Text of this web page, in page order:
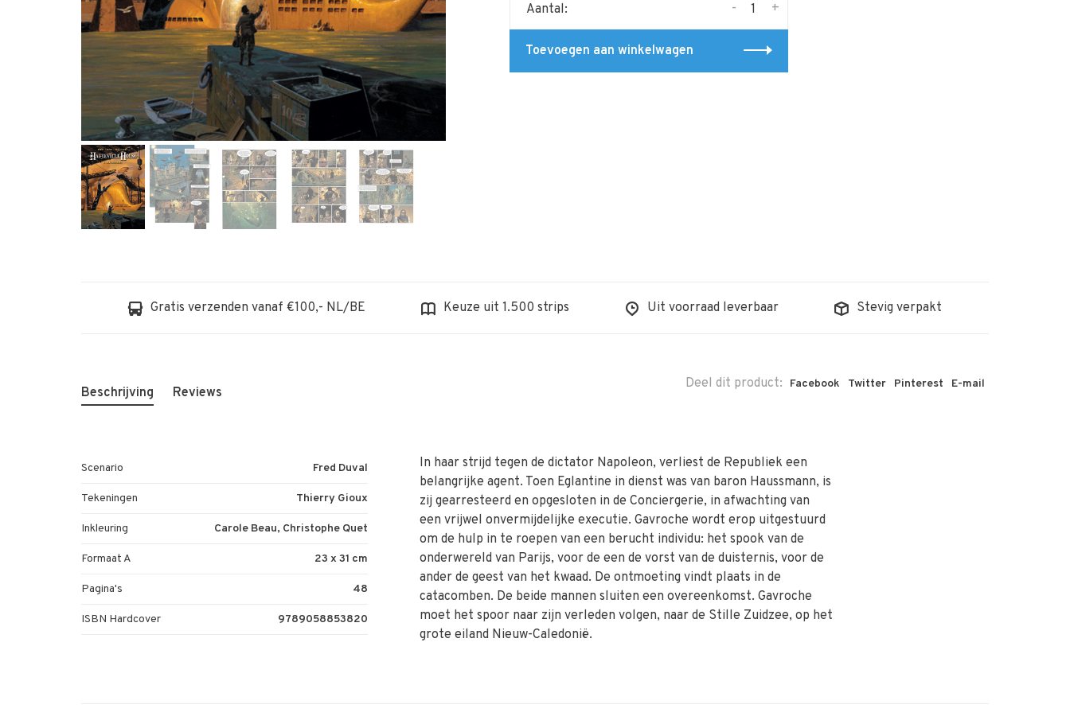
Aantal: +
-
Toevoegen aan winkelwagen
Gratis verzenden vanaf €100,- NL/BE Keuze uit 1.500 strips Uit voorraad leverbaar Stevig verpakt
Deel dit product: Facebook Twitter Pinterest E-mail
Beschrijving Reviews
Scenario Fred Duval
Tekeningen Thierry Gioux
Inkleuring Carole Beau, Christophe Quet
Formaat A 23 x 31 cm
Pagina's 48
ISBN Hardcover 9789058853820
In haar strijd tegen de dictator Napoleon, verliest de Republiek een
belangrijke agent. Toen Eglantine in dienst was van baron Haussmann, is
zij gearresteerd en opgesloten in de Conciergerie, in afwachting van
een vrijwel onvermijdelijke executie. Gavroche wordt erop uitgestuurd
om de hulp in te roepen van een berucht individu: het spook van de
onderwereld van Parijs, voor de een de vorst van de duisternis, voor de
ander de geest van het kwaad. De ontmoeting vindt plaats in de
catacomben. De beide mannen sluiten een overeenkomst. Gavroche
moet het spoor naar zijn verleden volgen, naar de Stille Zuidzee, op het
grote eiland Nieuw-Caledonië.